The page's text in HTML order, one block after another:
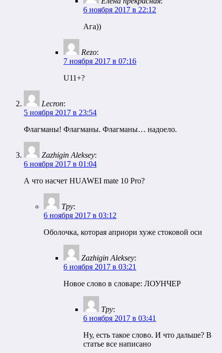
6 ноября 2017 в 22:12
Ага))
Rezo:
7 ноября 2017 в 07:16
U11+?
Lecron:
5 ноября 2017 в 23:54
Флагманы! Флагманы. Флагманы… надоело.
Zazhigin Aleksey:
6 ноября 2017 в 01:04
А что насчет HUAWEI mate 10 Pro?
Тру:
6 ноября 2017 в 03:12
Оболочка, которая априори хуже стоковой оси
Zazhigin Aleksey:
6 ноября 2017 в 03:21
Новое слово в словаре: ЛОУНЧЕР
Тру:
6 ноября 2017 в 03:41
Ну, есть такое слово. И что дальше? В
статье все написано